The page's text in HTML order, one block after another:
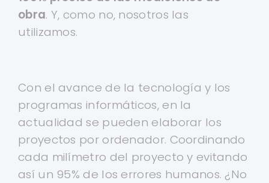
obra. Y, como no, nosotros las
utilizamos.
Con el avance de la tecnología y los
programas informáticos, en la
actualidad se pueden elaborar los
proyectos por ordenador. Coordinando
cada milímetro del proyecto y evitando
así un 95% de los errores humanos. ¿No